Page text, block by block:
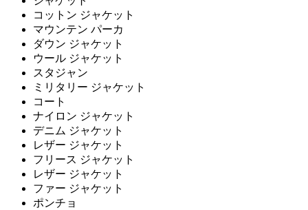
コットン ジャケット
マウンテン パーカ
ダウン ジャケット
ウール ジャケット
スタジャン
ミリタリー ジャケット
コート
ナイロン ジャケット
デニム ジャケット
レザー ジャケット
フリース ジャケット
レザー ジャケット
ファー ジャケット
ポンチョ